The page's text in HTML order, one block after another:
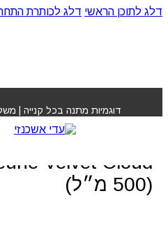
דלג לתוכן הראשי דלג לכותרת
דוגמיות מתנה בכל קנייה |
מוס עיצוב-נפח חזק
Velvet Cloud
(500 מ״ל)